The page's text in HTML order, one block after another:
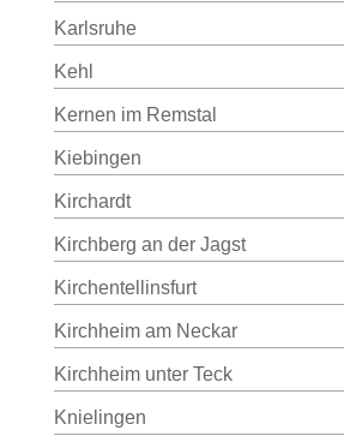
Karlsruhe
Kehl
Kernen im Remstal
Kiebingen
Kirchardt
Kirchberg an der Jagst
Kirchentellinsfurt
Kirchheim am Neckar
Kirchheim unter Teck
Knielingen